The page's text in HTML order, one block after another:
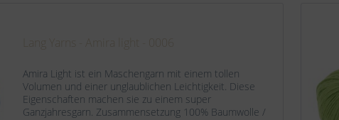
Amira Light ist ein Maschengarn mit einem tollen
Volumen und einer unglaublichen Leichtigkeit. Diese
Eigenschaften machen sie zu einem super
Ganzjahresgarn. Zusammensetzung 100% Baumwolle /